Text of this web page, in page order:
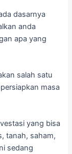
dasarnya
anda
apa yang
salah satu
masa
yang bisa
tanah, saham,
sedang